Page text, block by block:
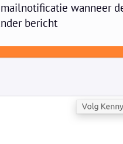
wanneer
bericht